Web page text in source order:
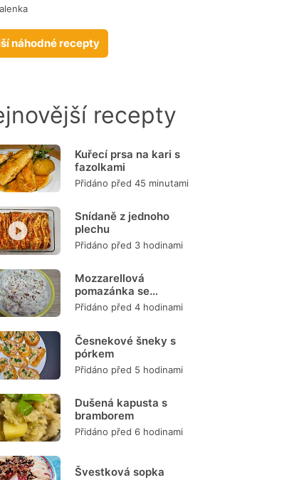
náhodné recepty
recepty
Kuřecí prsa na kari s
fazolkami
Přidáno před 45 minutami
Snídaně z jednoho
plechu
Přidáno před 3 hodinami
Mozzarellová
pomazánka se
šunkou
Přidáno před 4 hodinami
Česnekové šneky s
pórkem
Přidáno před 5 hodinami
Dušená kapusta s
bramborem
Přidáno před 6 hodinami
Švestková sopka